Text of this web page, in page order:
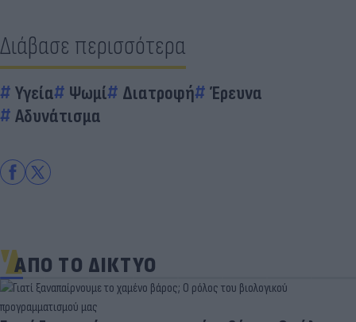
Διάβασε περισσότερα
Υγεία Ψωμί Διατροφή
Έρευνα
Αδυνάτισμα
ΑΠΟ ΤΟ ΔΙΚΤΥΟ